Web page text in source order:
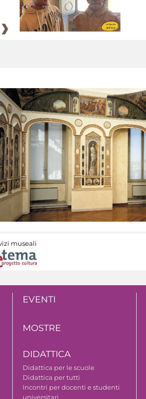
museali
EVENTI
MOSTRE
DIDATTICA
Didattica per le scuole
Didattica per tutti
Incontri per docenti e studenti
universitari